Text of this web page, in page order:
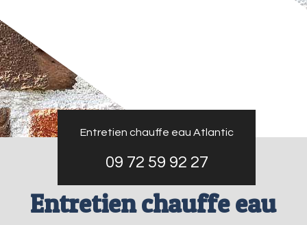
Entretien chauffe eau Atlantic
09 72 59 92 27
Entretien chauffe eau